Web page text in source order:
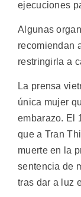
ejecuciones
Algunas
recomiendan
restringirla a
La prensa
única mujer
embarazo. El
que a Tran
muerte en la
sentencia de
tras dar a luz